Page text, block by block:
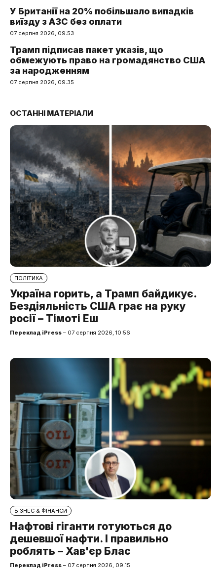
У Британії на 20% побільшало випадків
виїзду з АЗС без оплати
07 серпня 2026, 09:53
Трамп підписав пакет указів, що
обмежують право на громадянство США
за народженням
07 серпня 2026, 09:35
ОСТАННІ МАТЕРІАЛИ
ПОЛІТИКА
Україна горить, а Трамп байдикує.
Бездіяльність США грає на руку
росії – Тімоті Еш
Переклад iPress – 07 серпня 2026, 10:56
БІЗНЕС & ФІНАНСИ
Нафтові гіганти готуються до
дешевшої нафти. І правильно
роблять – Хав'єр Блас
Переклад iPress – 07 серпня 2026, 09:15